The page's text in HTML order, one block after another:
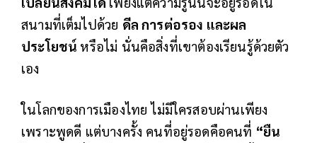
สนามที่เต็มไปด้วย ดีล การต่อรอง และผล
ประโยชน์ หรือไม่ นั่นคือสิ่งที่เขาต้องเรียนรู้ด้วยตัว
เอง
ในโลกของการเมืองไทย ไม่มีใครสอบผ่านเพียง
เพราะพูดดี แต่บางครั้ง คนที่อยู่รอดคือคนที่ “ยืน